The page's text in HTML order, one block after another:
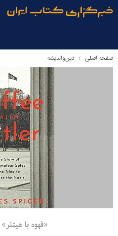
صفحه اصلی دین‌واندیشه
«قهوه با